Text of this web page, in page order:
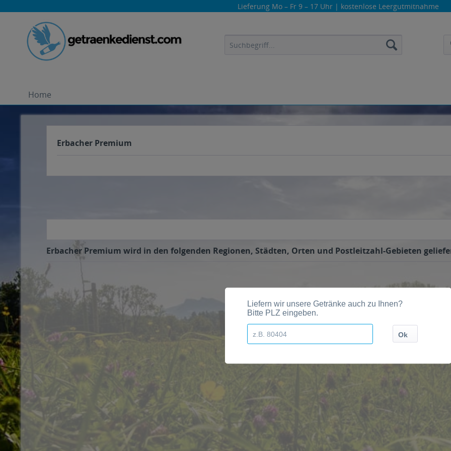
Lieferung Mo – Fr 9 – 17 Uhr | kostenlose Leergutmitnahme
Home
Erbacher Premium
Erbacher Premium wird in den folgenden Regionen, Städten, Orten und Postleitzahl-Gebieten